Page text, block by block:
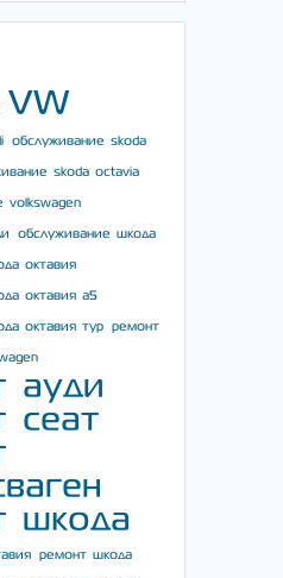
VW
обслуживание skoda
skoda octavia
volkswagen
обслуживание шкода
октавия
октавия а5
октавия тур ремонт
ауди
сеат
шкода
ремонт шкода